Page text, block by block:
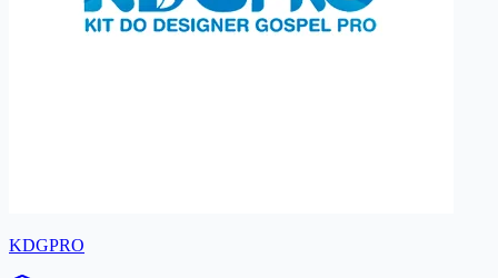
KDGPRO